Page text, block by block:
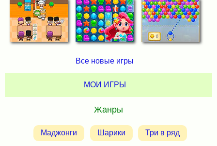
Все новые игры
МОИ ИГРЫ
Жанры
Маджонги Шарики Три в ряд